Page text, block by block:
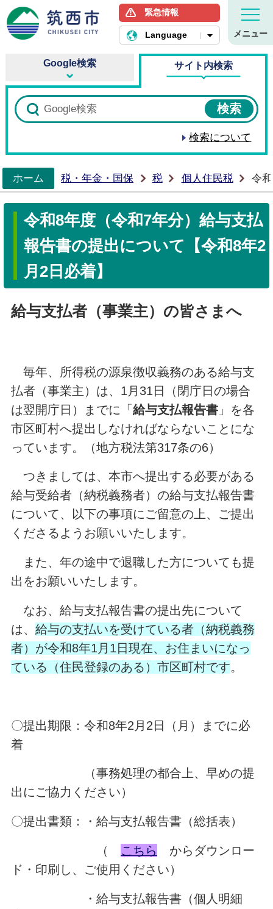
筑西市ホームページ
緊急情報
Language メニュー
Google検索 サイト内検索
検索について
ホーム
税・年金・国保 税 個人住民税 令
令和8年度（令和7年分）給与支払
報告書の提出について【令和8年2
月2日必着】
給与支払者（事業主）の皆さまへ
毎年、所得税の源泉徴収義務のある給与支
払者（事業主）は、1月31日（閉庁日の場合
は翌開庁日）までに「給与支払報告書」を各
市区町村へ提出しなければならないことにな
っています。（地方税法第317条の6）
つきましては、本市へ提出する必要がある
給与受給者（納税義務者）の給与支払報告書
について、以下の事項にご留意の上、ご提出
くださるようお願いいたします。
また、年の途中で退職した方についても提
出をお願いいたします。
なお、給与支払報告書の提出先について
は、 給与の支払いを受けている者（納税義務
者）が令和8年1月1日現在、お住まいになっ
ている（住民登録のある）市区町村です。
〇提出期限：令和8年2月2日（月）までに必
着
（事務処理の都合上、早めの提
出にご協力ください）
〇提出書類：・給与支払報告書（総括表）
（ こちら
からダウンロー
ド・印刷し、ご使用ください）
・給与支払報告書（個人明細